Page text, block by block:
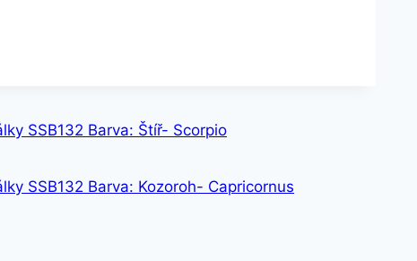
SSB132 Barva: Štíř- Scorpio
SSB132 Barva: Kozoroh- Capricornus